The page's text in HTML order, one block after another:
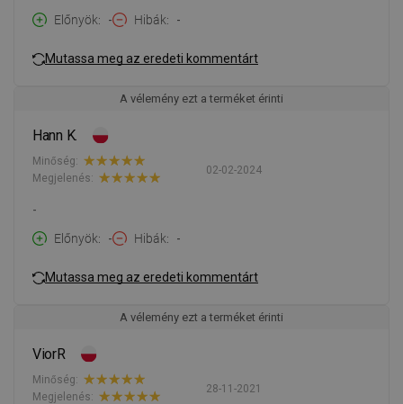
Előnyök
- Hibák -
Mutassa meg az eredeti kommentárt
A vélemény ezt a terméket érinti
Hann K.
02-02-2024
Minőség:
Megjelenés:
-
Előnyök
- Hibák -
Mutassa meg az eredeti kommentárt
A vélemény ezt a terméket érinti
ViorR
28-11-2021
Minőség:
Megjelenés: